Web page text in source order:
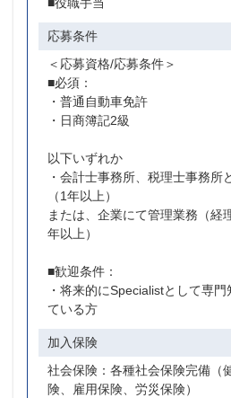
応募条件
＜応募資格/応募条件＞
■必須：
・普通自動車免許
・日商簿記2級
以下いずれか
・会計士事務所、税理士事務所
（1年以上）
または、企業にて管理業務（経
年以上）
■歓迎条件：
・将来的にSpecialistとして専
ている方
加入保険
社会保険：各種社会保険完備（
険、雇用保険、労災保険）